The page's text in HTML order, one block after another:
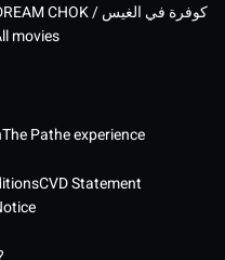
DREAM CHOK / كوفرة في الغيس
movies
The Pathe experience
CVD Statement